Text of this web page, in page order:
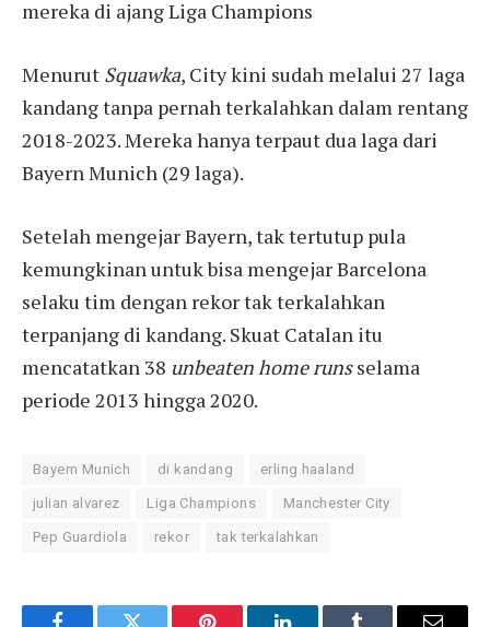
mereka di ajang Liga Champions
Menurut Squawka, City kini sudah melalui 27 laga
kandang tanpa pernah terkalahkan dalam rentang
2018-2023. Mereka hanya terpaut dua laga dari
Bayern Munich (29 laga).
Setelah mengejar Bayern, tak tertutup pula
kemungkinan untuk bisa mengejar Barcelona
selaku tim dengan rekor tak terkalahkan
terpanjang di kandang. Skuat Catalan itu
mencatatkan 38 unbeaten home runsselama
periode 2013 hingga 2020.
Bayern Munich di kandang erling haaland
julian alvarez Liga Champions Manchester City
Pep Guardiola rekor tak terkalahkan